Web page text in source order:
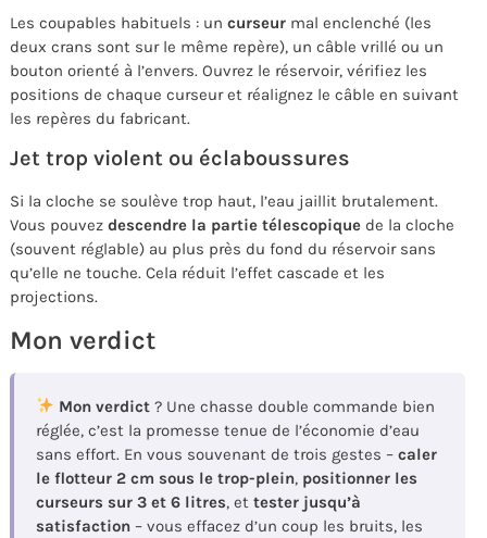
Les coupables habituels : un curseur mal enclenché (les
deux crans sont sur le même repère), un câble vrillé ou un
bouton orienté à l’envers. Ouvrez le réservoir, vérifiez les
positions de chaque curseur et réalignez le câble en suivant
les repères du fabricant.
Jet trop violent ou éclaboussures
Si la cloche se soulève trop haut, l’eau jaillit brutalement.
Vous pouvez descendre la partie télescopique de la cloche
(souvent réglable) au plus près du fond du réservoir sans
qu’elle ne touche. Cela réduit l’effet cascade et les
projections.
Mon verdict
Mon verdict ? Une chasse double commande bien
réglée, c’est la promesse tenue de l’économie d’eau
sans effort. En vous souvenant de trois gestes – caler
le flotteur 2 cm sous le trop-plein, positionner les
curseurs sur 3 et 6 litres, et tester jusqu’à
satisfaction – vous effacez d’un coup les bruits, les